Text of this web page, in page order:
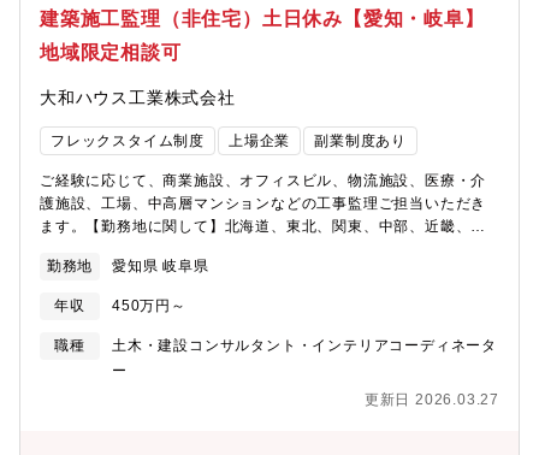
建築施工監理（非住宅）土日休み【愛知・岐阜】
地域限定相談可
大和ハウス工業株式会社
フレックスタイム制度 上場企業 副業制度あり
ご経験に応じて、商業施設、オフィスビル、物流施設、医療・介
護施設、工場、中高層マンションなどの工事監理ご担当いただき
ます。【勤務地に関して】北海道、東北、関東、中部、近畿、中
域限定社員の処遇もあります。【全国の事業所】
https://www.daiwahouse.co.jp/officeHP/tohoku/index.asp#section1
さ【技術職の採用ページも是非ご覧ください】
https://www.daiwahouse.co.jp/recruit/student/index.html
勤務地 愛知県 岐阜県
年収 450万円～
職種
土木・建設コンサルタント・インテリアコーディネータ
ー
更新日 2026.03.27